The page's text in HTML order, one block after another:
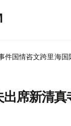
件国情咨文跨里海国
席新清